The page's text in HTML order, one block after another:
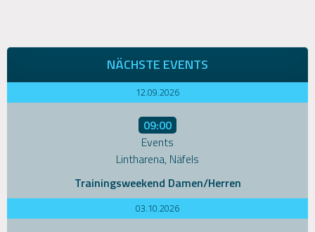
NÄCHSTE EVENTS
12.09.2026
09:00
Events
Lintharena, Näfels
Trainingsweekend Damen/Herren
03.10.2026